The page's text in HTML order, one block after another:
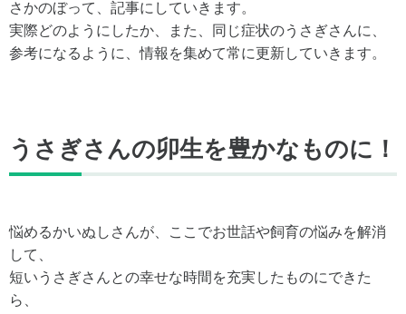
さかのぼって、記事にしていきます。
実際どのようにしたか、また、同じ症状のうさぎさんに、
参考になるように、情報を集めて常に更新していきます。
うさぎさんの卯生を豊かなものに！
悩めるかいぬしさんが、ここでお世話や飼育の悩みを解消
して、
短いうさぎさんとの幸せな時間を充実したものにできた
ら、